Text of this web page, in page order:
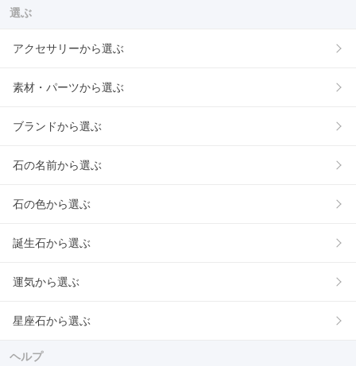
選ぶ
アクセサリーから選ぶ
素材・パーツから選ぶ
ブランドから選ぶ
石の名前から選ぶ
石の色から選ぶ
誕生石から選ぶ
運気から選ぶ
星座石から選ぶ
ヘルプ